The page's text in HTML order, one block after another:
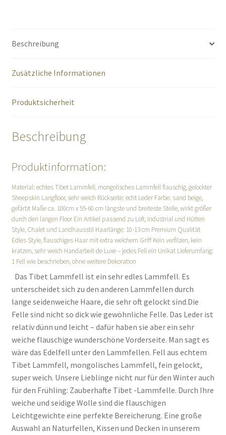
Beschreibung
Zusätzliche Informationen
Produktsicherheit
Beschreibung
Produktinformation:
Material: echtes Tibet Lammfell, mongolisches Lammfell flauschig, gelockter
Sheepskin Langfloor, sehr weich Rückseite: echt Leder Farbe: sand beige,
gefärbt Maße ca. 100cm x 55-60 cm längste und breiteste Stelle, wirkt größer
durch den langen Floor Ein Artikel passend zu Loft, Industrial und Hütten
Style, Chalet und Landhausstil Haarlänge: 10-13 cm Premium Qualität
Edles Style, flauschiges Haar mit extra weichem Griff Kein verfilzen, kein
kratzen, sehr weich Handarbeit de Luxe – jedes Fell ein Unikat Lieferumfang:
1 Fell wie beschrieben, ohne weitere Dekoration
Das Tibet Lammfell ist ein sehr edles Lammfell. Es
unterscheidet sich zu den anderen Lammfellen durch
lange seidenweiche Haare, die sehr oft gelockt sind.Die
Felle sind nicht so dick wie gewöhnliche Felle. Das Leder ist
relativ dünn und leicht – dafür haben sie aber ein sehr
weiche flauschige wunderschöne Vorderseite. Man sagt es
wäre das Edelfell unter den Lammfellen. Fell aus echtem
Tibet Lammfell, mongolisches Lammfell, fein gelockt,
super weich. Unsere Lieblinge nicht nur für den Winter auch
für den Frühling: Zauberhafte Tibet -Lammfelle. Durch Ihre
weiche und seidige Wolle sind die flauschigen
Leichtgewichte eine perfekte Bereicherung. Eine große
Auswahl an Naturfellen, Kissen und Decken in unserem